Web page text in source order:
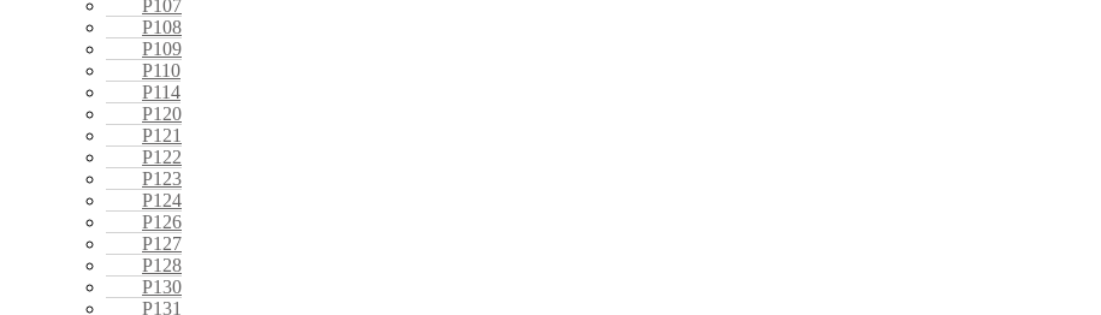
P107
P108
P109
P110
P114
P120
P121
P122
P123
P124
P126
P127
P128
P130
P131